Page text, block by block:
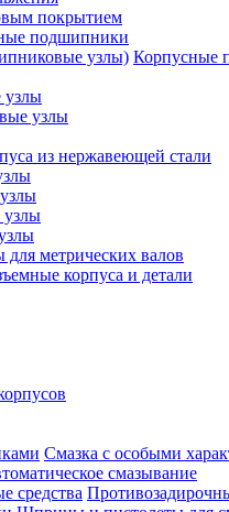
покрытием
подшипники
Корпусные
узлы
узлы
из нержавеющей стали
метрических валов
корпуса и детали
Смазка с особыми
смазывание